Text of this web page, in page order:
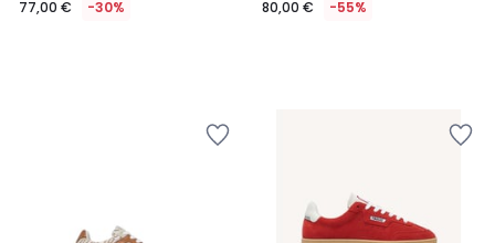
77,00 € -30% 80,00 € -55%